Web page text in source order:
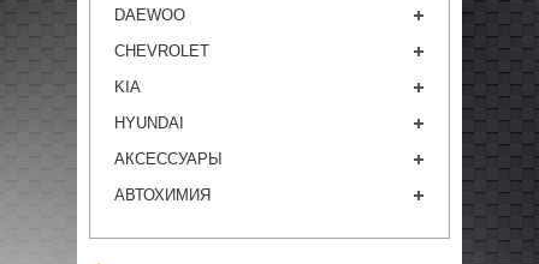
DAEWOO
CHEVROLET
KIA
HYUNDAI
АКСЕССУАРЫ
АВТОХИМИЯ